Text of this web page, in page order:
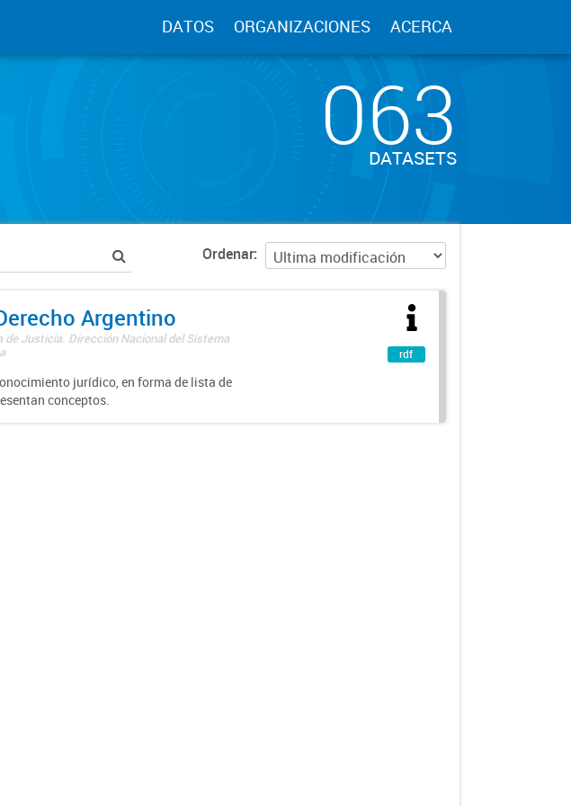
DATOS ORGANIZACIONES ACERCA
063
DATASETS
Ordenar
Argentino
Justicia. Dirección Nacional del Sistema
jurídico, en forma de lista de
conceptos.
rdf